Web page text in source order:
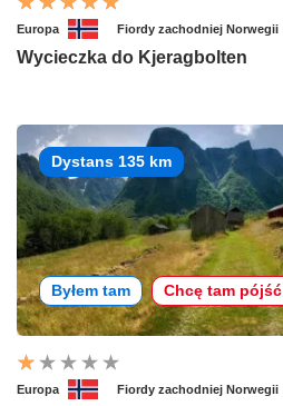
Europa Fiordy zachodniej Norwegii
Wycieczka do Kjeragbolten
Dystans 135 km
Byłem tam Chcę tam pójść
Europa Fiordy zachodniej Norwegii